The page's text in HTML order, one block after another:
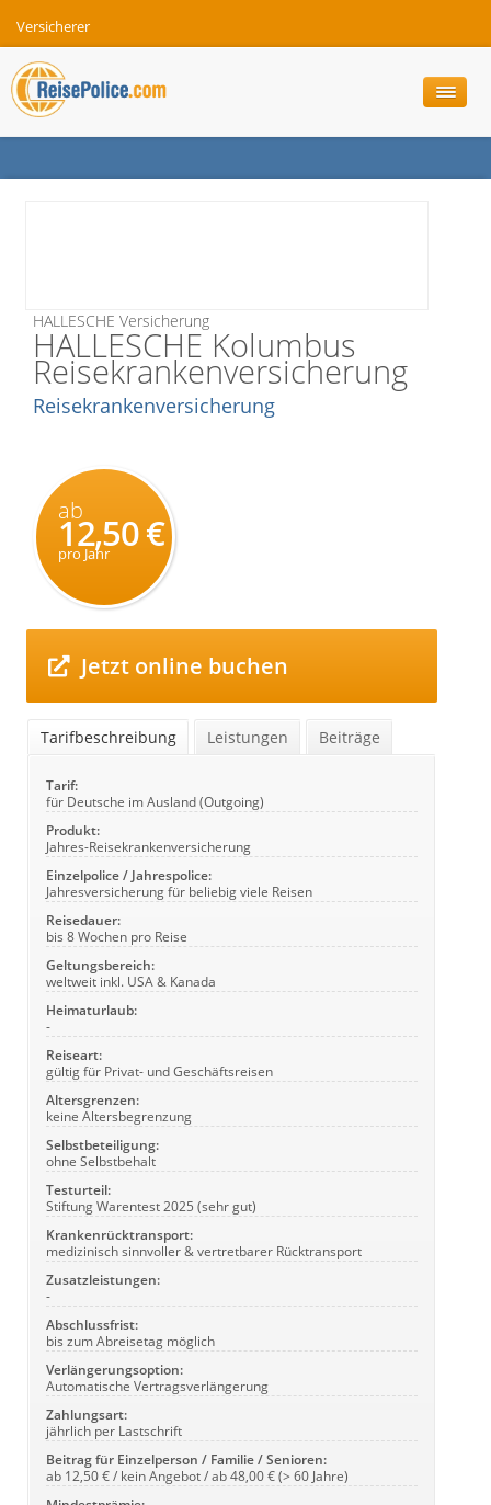
Versicherer
HALLESCHE Versicherung
HALLESCHE Kolumbus
Reisekrankenversicherung
Reisekrankenversicherung
ab
12,50 €
pro Jahr
Jetzt online buchen
Tarifbeschreibung Leistungen Beiträge
Tarif:
für Deutsche im Ausland (Outgoing)
Produkt:
Jahres-Reisekrankenversicherung
Einzelpolice / Jahrespolice:
Jahresversicherung für beliebig viele Reisen
Reisedauer:
bis 8 Wochen pro Reise
Geltungsbereich:
weltweit inkl. USA & Kanada
Heimaturlaub:
-
Reiseart:
gültig für Privat- und Geschäftsreisen
Altersgrenzen:
keine Altersbegrenzung
Selbstbeteiligung:
ohne Selbstbehalt
Testurteil:
Stiftung Warentest 2025 (sehr gut)
Krankenrücktransport:
medizinisch sinnvoller & vertretbarer Rücktransport
Zusatzleistungen:
-
Abschlussfrist:
bis zum Abreisetag möglich
Verlängerungsoption:
Automatische Vertragsverlängerung
Zahlungsart:
jährlich per Lastschrift
Beitrag für Einzelperson / Familie / Senioren:
ab 12,50 € / kein Angebot / ab 48,00 € (> 60 Jahre)